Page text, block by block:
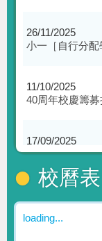
26/11/2025
小一［自行分
11/10/2025
40周年校慶籌
17/09/2025
慶祝40周年校
校曆表
loading...